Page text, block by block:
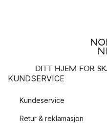
DITT HJEM FOR
KUNDSERVICE
Kundeservice
Retur & reklamasjon